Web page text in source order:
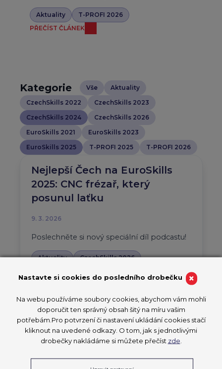
Aktuality
T-PROFI 2026
PŘEČÍST ČLÁNEK
Kategorie Vše
Aktuality
CzechSkills 2022
CzechSkills 2023
CzechSkills 2024
CzechSkills 2026
EuroSkills 2021
EuroSkills 2023
EuroSkills 2025
T-PROFI 2025 T-PROFI 2026
Nejlepší Čech na EuroSkills
2025: CNC frézař, který
posunul laťku
9. 3. 2026
Poslechněte si nový speciální díl podcastu!
Aktuality
CzechSkills 2026
EuroSkills 2025
CzechSkills: Čeští a
francouzští podnikatelé
×
Nastavte si cookies do posledního drobečku
Na webu používáme soubory cookies, abychom vám mohli
doporučit ten správný obsah šitý na míru vašim
potřebám.Pro potvrzení či nastavení ukládání cookies stačí
kliknout na uvedené odkazy. O tom, jak s jednotlivými
drobečky nakládáme si můžete přečíst zde